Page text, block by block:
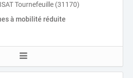
Tournefeuille (31170)
à mobilité réduite